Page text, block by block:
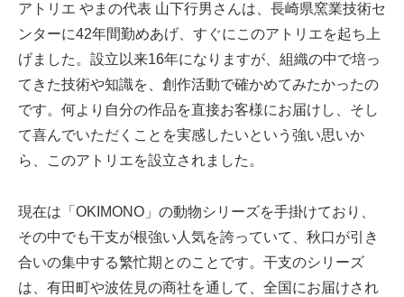
アトリエ やまの代表 山下行男さんは、長崎県窯業技術セ
ンターに42年間勤めあげ、すぐにこのアトリエを起ち上
げました。設立以来16年になりますが、組織の中で培っ
てきた技術や知識を、創作活動で確かめてみたかったの
です。何より自分の作品を直接お客様にお届けし、そし
て喜んでいただくことを実感したいという強い思いか
ら、このアトリエを設立されました。
現在は「OKIMONO」の動物シリーズを手掛けており、
その中でも干支が根強い人気を誇っていて、秋口が引き
合いの集中する繁忙期とのことです。干支のシリーズ
は、有田町や波佐見の商社を通して、全国にお届けされ